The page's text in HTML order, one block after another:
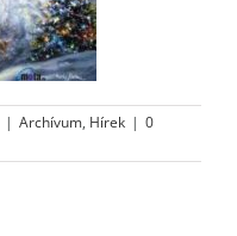
| Archívum, Hírek | 0